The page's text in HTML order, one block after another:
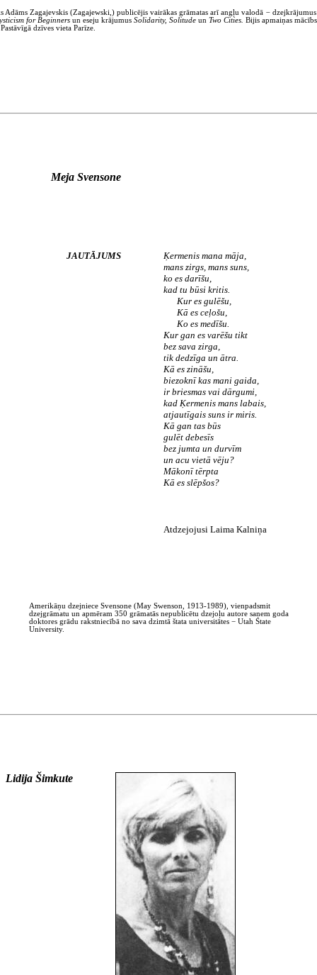
Adāms Zagajevskis (Zagajewski,) publicējis vairākas grāmatas arī angļu valodā −
for Beginners un eseju krājumus Solidarity, Solitude un Two Cities. Bijis apmaiņas
dzīves vieta Parīze.
Meja Svensone
JAUTĀJUMS
Ķermenis mana māja,
mans zirgs, mans suns,
ko es darīšu,
kad tu būsi kritis.
Kur es gulēšu,
Kā es ceļošu,
Ko es medīšu.
Kur gan es varēšu tikt
bez sava zirga,
tik dedzīga un ātra.
Kā es zināšu,
biezoknī kas mani gaida,
ir briesmas vai dārgumi,
kad Ķermenis mans labais,
atjautīgais suns ir miris.
Kā gan tas būs
gulēt debesīs
bez jumta un durvīm
un acu vietā vēju?
Mākonī tērpta
Kā es slēpšos?
Atdzejojusi Laima Kalniņa
Amerikāņu dzejniece Svensone (May Swenson, 1913-1989), vienpadsmit
dzejgrāmatu un apmēram 350 grāmatās nepublicētu dzejoļu autore saņem goda
doktores grādu rakstniecībā no sava dzimtā štata universitātes − Utah State
University.
Lidija Šimkute